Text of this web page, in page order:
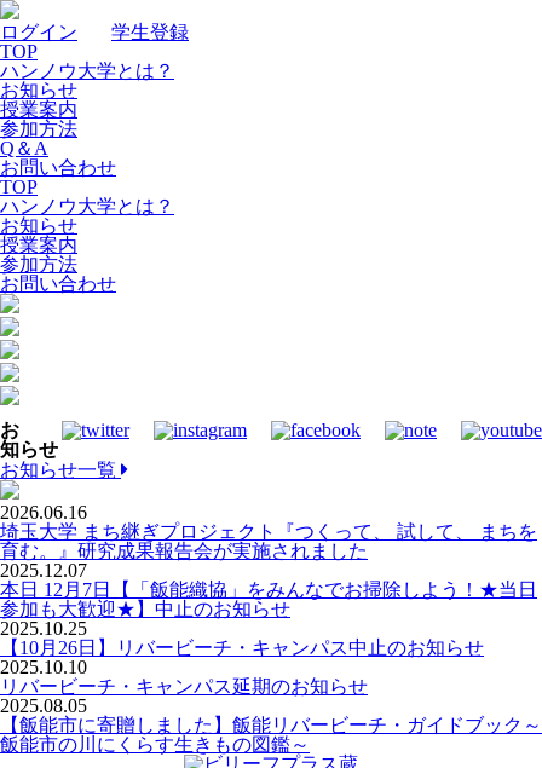
ログイン
学生登録
TOP
ハンノウ大学とは？
お知らせ
授業案内
参加方法
Q＆A
お問い合わせ
TOP
ハンノウ大学とは？
お知らせ
授業案内
参加方法
お問い合わせ
お
知らせ
お知らせ一覧
2026.06.16
埼玉大学 まち継ぎプロジェクト『つくって、 試して、 まちを
育む。』研究成果報告会が実施されました
2025.12.07
本日 12月7日【「飯能織協」をみんなでお掃除しよう！★当日
参加も大歓迎★】中止のお知らせ
2025.10.25
【10月26日】リバービーチ・キャンパス中止のお知らせ
2025.10.10
リバービーチ・キャンパス延期のお知らせ
2025.08.05
【飯能市に寄贈しました】飯能リバービーチ・ガイドブック～
飯能市の川にくらす生きもの図鑑～